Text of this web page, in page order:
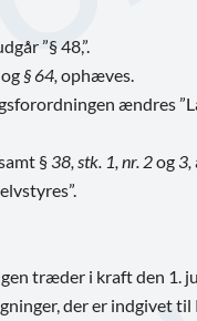
”§ 48,”.
og § 64, ophæves.
ændres
samt § 38, stk. 1, nr. 2og 3,
træder i kraft den 1.
der er indgivet